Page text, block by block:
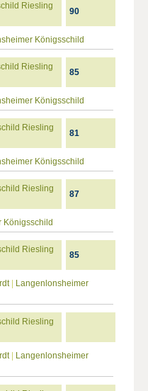
Riesling
90
Königsschild
Riesling
85
Königsschild
Riesling
81
Königsschild
Riesling
87
Königsschild
Riesling
85
|
Langenlonsheimer
Riesling
|
Langenlonsheimer